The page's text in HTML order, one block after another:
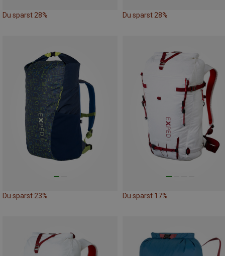
Du sparst 28% Du sparst 28%
Du sparst 23% Du sparst 17%